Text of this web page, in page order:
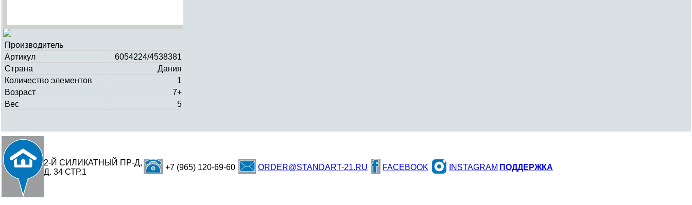
Производитель
Артикул
6054224/4538381
Страна
Дания
Количество элементов
1
Возраст
7+
Вес
5
2-Й СИЛИКАТНЫЙ ПР-Д,
Д. 34 СТР.1
+7 (965) 120-69-60 ORDER@STANDART-21.RU FACEBOOK INSTAGRAM ПОДДЕРЖКА